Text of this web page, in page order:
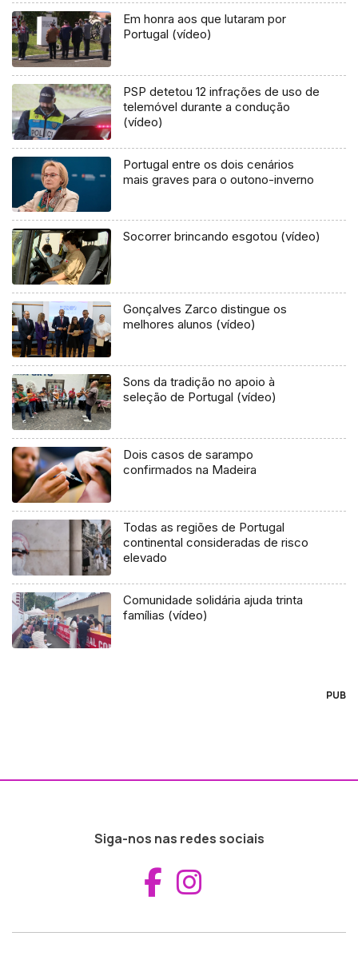
Em honra aos que lutaram por
Portugal (vídeo)
PSP detetou 12 infrações de uso de
telemóvel durante a condução
(vídeo)
Portugal entre os dois cenários
mais graves para o outono-inverno
Socorrer brincando esgotou (vídeo)
Gonçalves Zarco distingue os
melhores alunos (vídeo)
Sons da tradição no apoio à
seleção de Portugal (vídeo)
Dois casos de sarampo
confirmados na Madeira
Todas as regiões de Portugal
continental consideradas de risco
elevado
Comunidade solidária ajuda trinta
famílias (vídeo)
PUB
Siga-nos nas redes sociais
Aceder ao